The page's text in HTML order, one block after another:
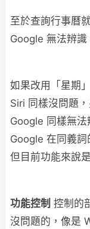
至於查詢行事曆
Google 無法辨識
如果改用「星期
Siri 同樣沒問題
Google 同樣無
Google 在同義詞
但目前功能來說
功能控制 控制的
沒問題的，像是